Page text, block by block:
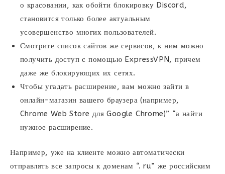
о красовании, как обойти блокировку Discord,
становится только более актуальным
усовершенство многих пользователей.
Смотрите список сайтов же сервисов, к ним можно
получить доступ с помощью ExpressVPN, причем
даже же блокирующих их сетях.
Чтобы угадать расширение, вам можно зайти в
онлайн-магазин вашего браузера (например,
Chrome Web Store для Google Chrome)” “а найти
нужное расширение.
Например, уже на клиенте можно автоматически
отправлять все запросы к доменам “. ru” же российским